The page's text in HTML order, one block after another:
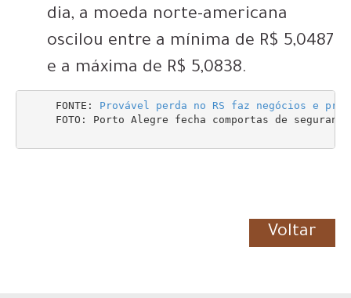
dia, a moeda norte-americana
oscilou entre a mínima de R$ 5,0487
e a máxima de R$ 5,0838.
     FONTE:
Provável perda no RS faz negócios e
FOTO: Porto Alegre fecha comportas de
Voltar